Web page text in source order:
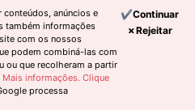
anúncios e
também informações
com os nossos
podem combiná-las com
ou que recolheram a partir
Mais informações. Clique
processa
✔Continuar
✗Rejeitar